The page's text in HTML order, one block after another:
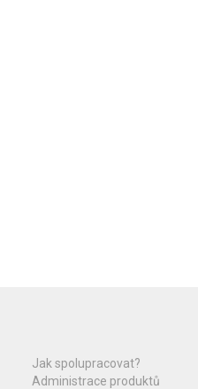
Jak spolupracovat?
Administrace produktů